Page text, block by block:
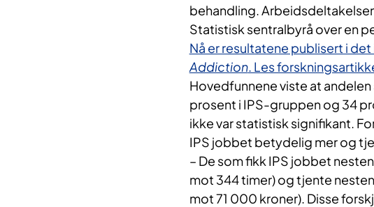
behandling.
Statistisk sentralbyrå over en
Nå er resultatene publisert i
Addiction. Les
Hovedfunnene viste at
prosent i IPS-gruppen og 34
ikke var statistisk signifikant.
IPS jobbet betydelig mer og
– De som fikk IPS jobbet
mot 344 timer) og tjente
mot 71 000 kroner). Disse